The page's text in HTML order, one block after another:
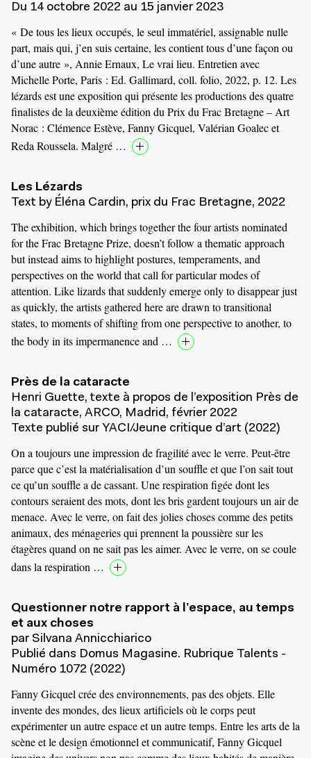
Du 14 octobre 2022 au 15 janvier 2023
« De tous les lieux occupés, le seul immatériel, assignable nulle
part, mais qui, j’en suis certaine, les contient tous d’une façon ou
d’une autre », Annie Ernaux, Le vrai lieu. Entretien avec
Michelle Porte, Paris : Ed. Gallimard, coll. folio, 2022, p. 12. Les
lézards est une exposition qui présente les productions des quatre
finalistes de la deuxième édition du Prix du Frac Bretagne – Art
Norac : Clémence Estève, Fanny Gicquel, Valérian Goalec et
Reda Roussela. Malgré …
Les Lézards
Text by Éléna Cardin, prix du Frac Bretagne, 2022
The exhibition, which brings together the four artists nominated
for the Frac Bretagne Prize, doesn’t follow a thematic approach
but instead aims to highlight postures, temperaments, and
perspectives on the world that call for particular modes of
attention. Like lizards that suddenly emerge only to disappear just
as quickly, the artists gathered here are drawn to transitional
states, to moments of shifting from one perspective to another, to
the body in its impermanence and …
Près de la cataracte
Henri Guette, texte à propos de l’exposition Près de
la cataracte, ARCO, Madrid, février 2022
Texte publié sur YACI/Jeune critique d’art (2022)
On a toujours une impression de fragilité avec le verre. Peut-être
parce que c’est la matérialisation d’un souffle et que l’on sait tout
ce qu’un souffle a de cassant. Une respiration figée dont les
contours seraient des mots, dont les bris gardent toujours un air de
menace. Avec le verre, on fait des jolies choses comme des petits
animaux, des ménageries qui prennent la poussière sur les
étagères quand on ne sait pas les aimer. Avec le verre, on se coule
dans la respiration …
Questionner notre rapport à l’espace, au temps
et aux choses
par Silvana Annicchiarico
Publié dans Domus Magasine. Rubrique Talents -
Numéro 1072 (2022)
Fanny Gicquel crée des environnements, pas des objets. Elle
invente des mondes, des lieux artificiels où le corps peut
expérimenter un autre espace et un autre temps. Entre les arts de la
scène et le design émotionnel et communicatif, Fanny Gicquel